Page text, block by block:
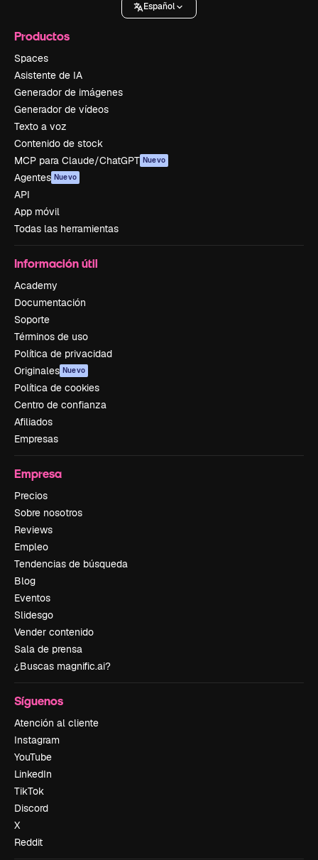
Español
Productos
Spaces
Asistente de IA
Generador de imágenes
Generador de vídeos
Texto a voz
Contenido de stock
MCP para Claude/ChatGPT Nuevo
Agentes Nuevo
API
App móvil
Todas las herramientas
Información útil
Academy
Documentación
Soporte
Términos de uso
Política de privacidad
Originales Nuevo
Política de cookies
Centro de confianza
Afiliados
Empresas
Empresa
Precios
Sobre nosotros
Reviews
Empleo
Tendencias de búsqueda
Blog
Eventos
Slidesgo
Vender contenido
Sala de prensa
¿Buscas magnific.ai?
Síguenos
Atención al cliente
Instagram
YouTube
LinkedIn
TikTok
Discord
X
Reddit